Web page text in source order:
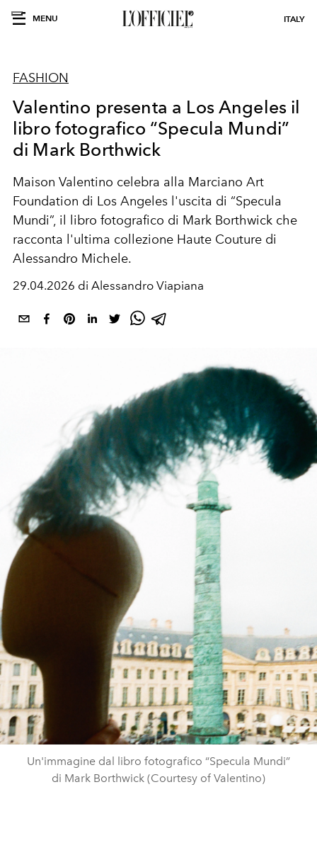
MENU ITALY
FASHION
Valentino presenta a Los Angeles il
libro fotografico “Specula Mundi”
di Mark Borthwick
Maison Valentino celebra alla Marciano Art
Foundation di Los Angeles l'uscita di “Specula
Mundi”, il libro fotografico di Mark Borthwick che
racconta l'ultima collezione Haute Couture di
Alessandro Michele.
29.04.2026 di Alessandro Viapiana
Un'immagine dal libro fotografico “Specula Mundi”
di Mark Borthwick (Courtesy of Valentino)